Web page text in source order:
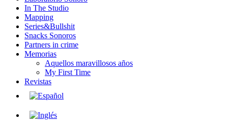
In The Studio
Mapping
Series&Bullshit
Snacks Sonoros
Partners in crime
Memorias
Aquellos maravillosos años
My First Time
Revistas